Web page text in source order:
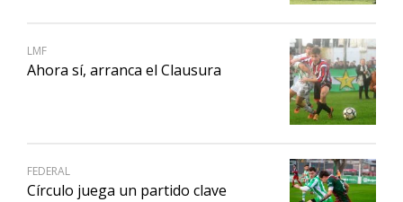
LMF
Ahora sí, arranca el Clausura
FEDERAL
Círculo juega un partido clave